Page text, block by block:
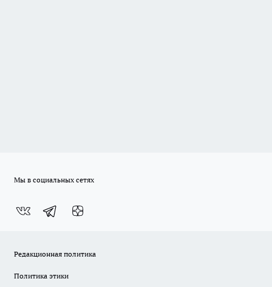
Мы в социальных сетях
Редакционная политика
Политика этики